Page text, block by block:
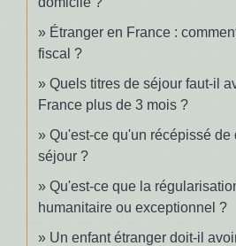
Étranger en France :
fiscal ?
Quels titres de séjour faut-il
France plus de 3 mois ?
Qu'est-ce qu'un récépissé de
séjour ?
Qu'est-ce que la
humanitaire ou exceptionnel ?
Un enfant étranger doit-il